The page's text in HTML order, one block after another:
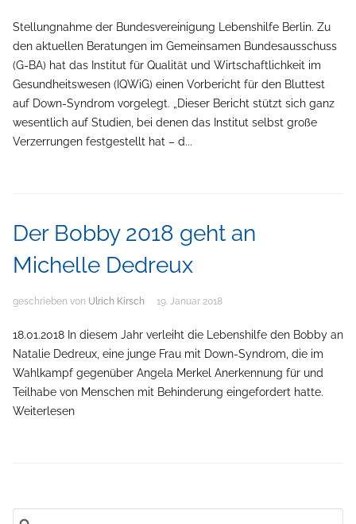
Stellungnahme der Bundesvereinigung Lebenshilfe Berlin. Zu
den aktuellen Beratungen im Gemeinsamen Bundesausschuss
(G-BA) hat das Institut für Qualität und Wirtschaftlichkeit im
Gesundheitswesen (IQWiG) einen Vorbericht für den Bluttest
auf Down-Syndrom vorgelegt. „Dieser Bericht stützt sich ganz
wesentlich auf Studien, bei denen das Institut selbst große
Verzerrungen festgestellt hat – d...
Der Bobby 2018 geht an
Michelle Dedreux
geschrieben von Ulrich Kirsch 19. Januar 2018
18.01.2018 In diesem Jahr verleiht die Lebenshilfe den Bobby an
Natalie Dedreux, eine junge Frau mit Down-Syndrom, die im
Wahlkampf gegenüber Angela Merkel Anerkennung für und
Teilhabe von Menschen mit Behinderung eingefordert hatte.
Weiterlesen